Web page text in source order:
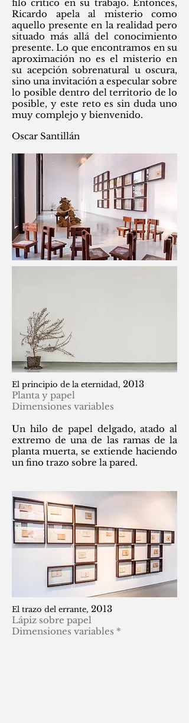
filo crítico en su trabajo. Entonces,
Ricardo apela al misterio como
aquello presente en la realidad pero
situado más allá del conocimiento
presente. Lo que encontramos en su
aproximación no es el misterio en
su acepción sobrenatural u oscura,
sino una invitación a especular sobre
lo posible dentro del territorio de lo
posible, y este reto es sin duda uno
muy complejo y bienvenido.
Oscar Santillán
El principio de la eternidad, 2013
Planta y papel
Dimensiones variables
Un hilo de papel delgado, atado al
extremo de una de las ramas de la
planta muerta, se extiende haciendo
un fino trazo sobre la pared.
El trazo del errante, 2013
Lápiz sobre papel
Dimensiones variables *